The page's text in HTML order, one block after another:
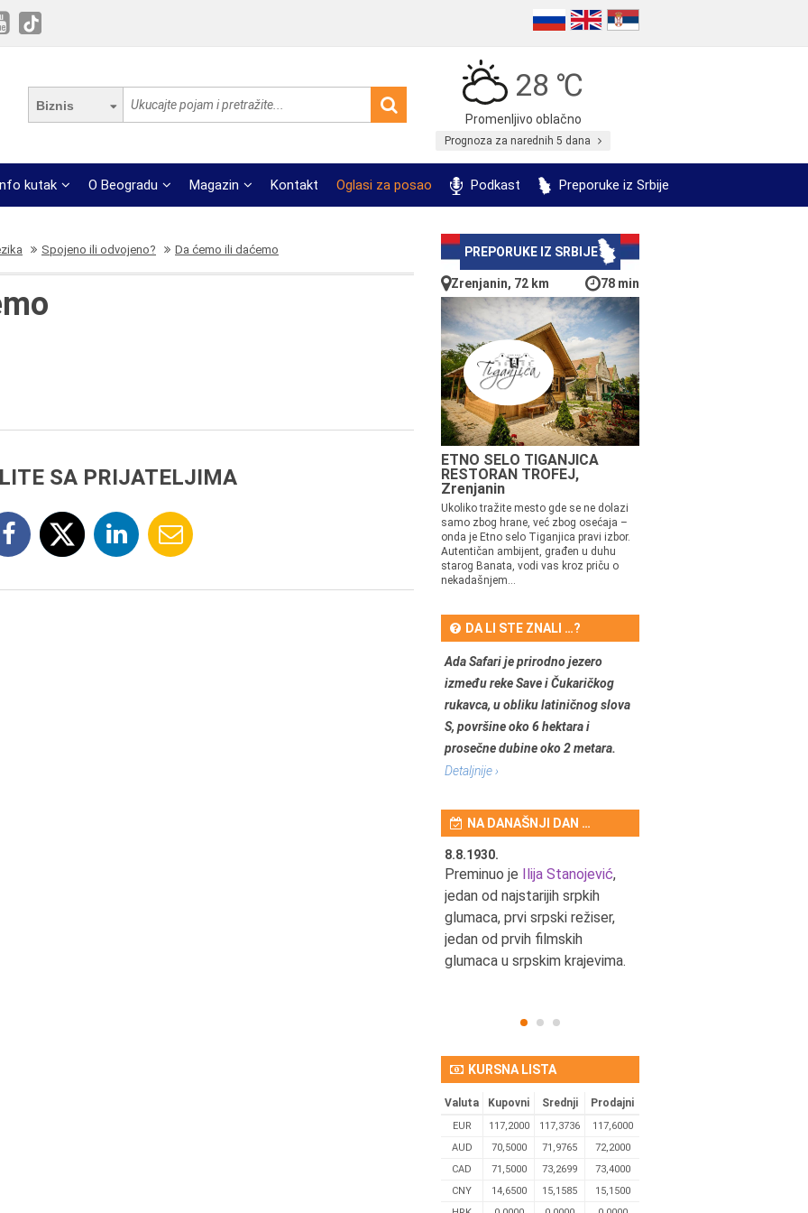
Biznis
28 ℃
Promenljivo oblačno
Prognoza za narednih 5 dana
kutak O Beogradu Magazin Kontakt Oglasi za posao Podkast Preporuke iz Srbije
Spojeno ili odvojeno? Da ćemo ili daćemo
SA PRIJATELJIMA
PREPORUKE IZ SRBIJE
Zrenjanin, 72 km 78 min
ETNO SELO TIGANJICA
RESTORAN TROFEJ,
Zrenjanin
Ukoliko tražite mesto gde se ne dolazi
samo zbog hrane, već zbog osećaja –
onda je Etno selo Tiganjica pravi izbor.
Autentičan ambijent, građen u duhu
starog Banata, vodi vas kroz priču o
nekadašnjem...
DA LI STE ZNALI …?
Ada Safari je prirodno jezero
između reke Save i Čukaričkog
rukavca, u obliku latiničnog slova
S, površine oko 6 hektara i
prosečne dubine oko 2 metara.
Detaljnije ›
NA DANAŠNJI DAN …
8.8.1930.
Preminuo je Ilija Stanojević,
jedan od najstarijih srpkih
glumaca, prvi srpski režiser,
jedan od prvih filmskih
glumaca u srpskim krajevima.
KURSNA LISTA
Valuta Kupovni Srednji Prodajni
EUR 117,2000 117,3736
117,6000
AUD
70,5000 71,9765
72,2000
CAD
71,5000 73,2699
73,4000
CNY
14,6500 15,1585
15,1500